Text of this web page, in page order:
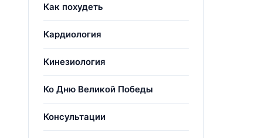
Как похудеть
Кардиология
Кинезиология
Ко Дню Великой Победы
Консультации